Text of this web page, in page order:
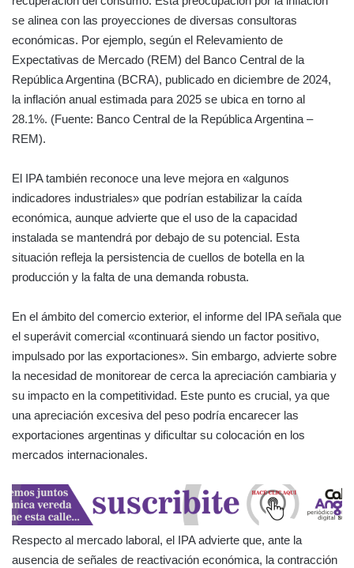
se alinea con las proyecciones de diversas consultoras
económicas. Por ejemplo, según el Relevamiento de
Expectativas de Mercado (REM) del Banco Central de la
República Argentina (BCRA), publicado en diciembre de 2024,
la inflación anual estimada para 2025 se ubica en torno al
28.1%. (Fuente: Banco Central de la República Argentina –
REM).
El IPA también reconoce una leve mejora en «algunos
indicadores industriales» que podrían estabilizar la caída
económica, aunque advierte que el uso de la capacidad
instalada se mantendrá por debajo de su potencial. Esta
situación refleja la persistencia de cuellos de botella en la
producción y la falta de una demanda robusta.
En el ámbito del comercio exterior, el informe del IPA señala que
el superávit comercial «continuará siendo un factor positivo,
impulsado por las exportaciones». Sin embargo, advierte sobre
la necesidad de monitorear de cerca la apreciación cambiaria y
su impacto en la competitividad. Este punto es crucial, ya que
una apreciación excesiva del peso podría encarecer las
exportaciones argentinas y dificultar su colocación en los
mercados internacionales.
Respecto al mercado laboral, el IPA advierte que, ante la
ausencia de señales de reactivación económica, la contracción